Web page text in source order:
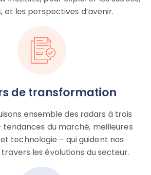
et les perspectives d’avenir.
de transformation
ensemble des radars à trois
tendances du marché, meilleures
technologie – qui guident nos
les évolutions du secteur.